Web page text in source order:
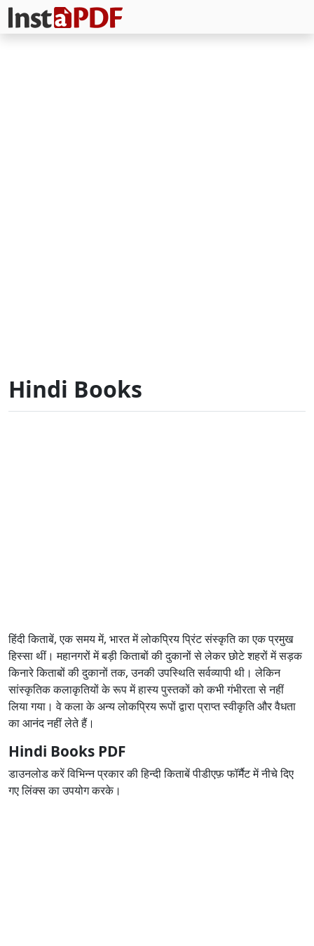
Hindi Books
हिंदी किताबें, एक समय में, भारत में लोकप्रिय प्रिंट संस्कृति का एक प्रमुख
हिस्सा थीं। महानगरों में बड़ी किताबों की दुकानों से लेकर छोटे शहरों में सड़क
किनारे किताबों की दुकानों तक, उनकी उपस्थिति सर्वव्यापी थी। लेकिन
सांस्कृतिक कलाकृतियों के रूप में हास्य पुस्तकों को कभी गंभीरता से नहीं
लिया गया। वे कला के अन्य लोकप्रिय रूपों द्वारा प्राप्त स्वीकृति और वैधता
का आनंद नहीं लेते हैं।
Hindi Books PDF
डाउनलोड करें विभिन्न प्रकार की हिन्दी किताबें पीडीएफ़ फॉर्मैट में नीचे दिए
गए लिंक्स का उपयोग करके।